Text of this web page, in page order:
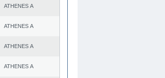
ATHENES Α
ATHENES Α
ATHENES Α
ATHENES Α